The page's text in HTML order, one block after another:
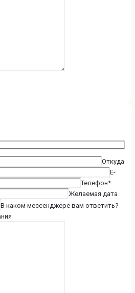
Откуда
E-
Телефон*
Желаемая дата
В каком мессенджере вам ответить?